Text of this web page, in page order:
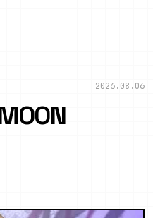
2026.08.06